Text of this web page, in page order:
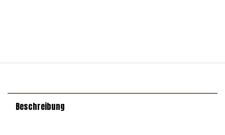
Beschreibung